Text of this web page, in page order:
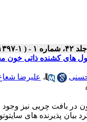
جلد ۴۲، شماره ۱ - ( ۱-۱۳۹۷ )
های کشنده ذاتی
، علیرضا
در بافت چربی نیز
پذیرنده های